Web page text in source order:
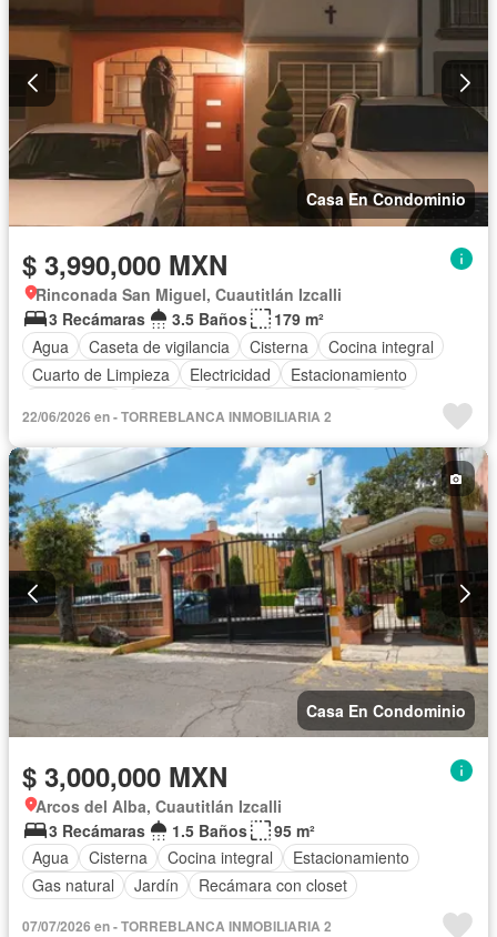
Casa En Condominio
$ 3,990,000 MXN
Rinconada San Miguel, Cuautitlán Izcalli
3 Recámaras
3.5 Baños
179 m²
Agua
Caseta de vigilancia Cisterna
Cocina integral
Cuarto de Limpieza
Electricidad
Estacionamiento
22/06/2026 en - TORREBLANCA INMOBILIARIA 2
Casa En Condominio
$ 3,000,000 MXN
Arcos del Alba, Cuautitlán Izcalli
3 Recámaras
1.5 Baños
95 m²
Agua
Cisterna Cocina integral
Estacionamiento
Gas natural
Jardín Recámara con closet
07/07/2026 en - TORREBLANCA INMOBILIARIA 2